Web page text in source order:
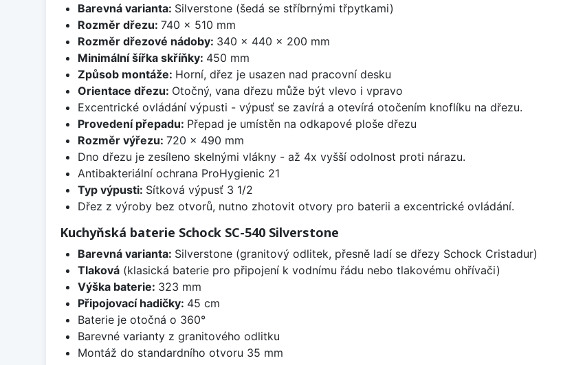
Barevná varianta: Silverstone (šedá se stříbrnými třpytkami)
Rozměr dřezu: 740 x 510 mm
Rozměr dřezové nádoby: 340 x 440 x 200 mm
Minimální šířka skříňky: 450 mm
Způsob montáže: Horní, dřez je usazen nad pracovní desku
Orientace dřezu: Otočný, vana dřezu může být vlevo i vpravo
Excentrické ovládání výpusti - výpusť se zavírá a otevírá otočením knoflíku na dřezu.
Provedení přepadu: Přepad je umístěn na odkapové ploše dřezu
Rozměr výřezu: 720 x 490 mm
Dno dřezu je zesíleno skelnými vlákny - až 4x vyšší odolnost proti nárazu.
Antibakteriální ochrana ProHygienic 21
Typ výpusti: Sítková výpusť 3 1/2
Dřez z výroby bez otvorů, nutno zhotovit otvory pro baterii a excentrické ovládání.
Kuchyňská baterie Schock SC-540 Silverstone
Barevná varianta: Silverstone (granitový odlitek, přesně ladí se dřezy Schock Cristadur)
Tlaková(klasická baterie pro připojení k vodnímu řádu nebo tlakovému ohřívači)
Výška baterie: 323 mm
Připojovací hadičky: 45 cm
Baterie je otočná o 360°
Barevné varianty z granitového odlitku
Montáž do standardního otvoru 35 mm